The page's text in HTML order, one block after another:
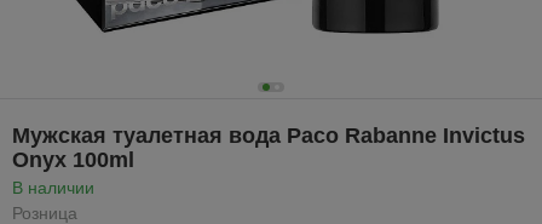
Мужская туалетная вода Paco Rabanne Invictus
Onyx 100ml
В наличии
Розница